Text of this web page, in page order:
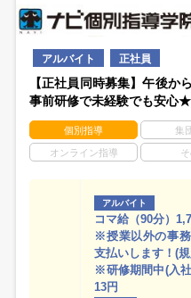
アルバイト 正社員
【正社員同時募集】午後
事前研修で未経験でも安心★
個別指導 集
オンライン指導
アルバイト
コマ給（90分）
※授業以外の事
支払いします！(
※研修期間中(入
13円